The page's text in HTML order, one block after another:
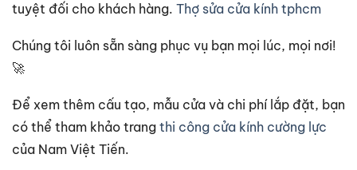
tuyệt đối cho khách hàng. Thợ sửa cửa kính tphcm
Chúng tôi luôn sẵn sàng phục vụ bạn mọi lúc, mọi nơi!
🚀
Để xem thêm cấu tạo, mẫu cửa và chi phí lắp đặt, bạn
có thể tham khảo trang thi công cửa kính cường lực
của Nam Việt Tiến.